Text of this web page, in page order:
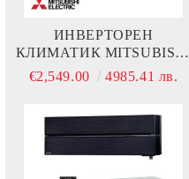
ИНВЕРТОРЕН
КЛИМАТИК MITSUBISHI
ELECTRIC MSZ-
LN50VGW + MUZ-
€2,549.00 4985.41 лв.